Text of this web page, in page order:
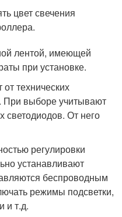
цвет свечения
лентой, имеющей
при установке.
технических
При выборе учитывают
светодиодов. От него
регулировки
устанавливают
беспроводным
режимы подсветки,
и т.д.